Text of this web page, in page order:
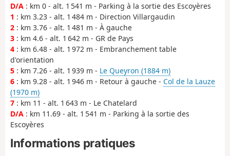
D/A : km 0 - alt. 1 541 m - Parking à la sortie des Escoyères
1 : km 3.23 - alt. 1 484 m - Direction Villargaudin
2 : km 3.76 - alt. 1 481 m - À gauche
3 : km 4.6 - alt. 1 642 m - GR de Pays
4 : km 6.48 - alt. 1 972 m - Embranchement table
d'orientation
5 : km 7.26 - alt. 1 939 m - Le Queyron (1884 m)
6 : km 9.28 - alt. 1 946 m - Retour à gauche - Col de la Lauze
(1970 m)
7 : km 11 - alt. 1 643 m - Le Chatelard
D/A : km 11.69 - alt. 1 541 m - Parking à la sortie des
Escoyères
Informations pratiques